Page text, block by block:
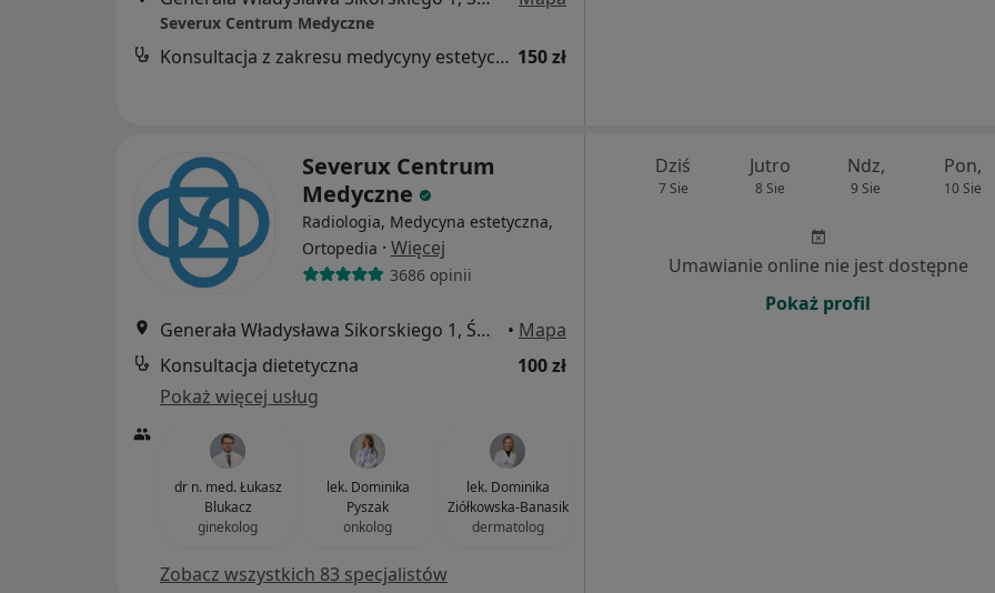
Severux Centrum Medyczne
Konsultacja z zakresu medycyny estetycznej 150 zł
Severux Centrum
Medyczne
Radiologia, Medycyna estetyczna,
Ortopedia · Więcej
3686 opinii
Generała Władysława Sikorskiego 1, Świętochłowice • Mapa
Konsultacja dietetyczna
100 zł
Pokaż więcej usług
dr n. med. Łukasz
Blukacz
ginekolog
lek. Dominika
Pyszak
onkolog
lek. Dominika
Ziółkowska-Banasik
dermatolog
Zobacz wszystkich 83 specjalistów
Dziś
7 Sie
Jutro
8 Sie
Ndz,
9 Sie
Pon,
10 Sie
Umawianie online nie jest dostępne
Pokaż profil